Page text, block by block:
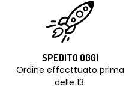
SPEDITO OGGI
Ordine effecttuato prima
delle 13.